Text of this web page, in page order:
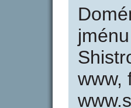
www,